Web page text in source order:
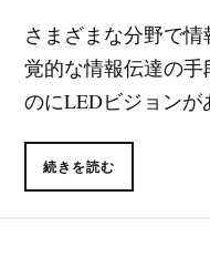
さまざまな分野で
覚的な情報伝達の
のにLEDビジョンが
続きを読む